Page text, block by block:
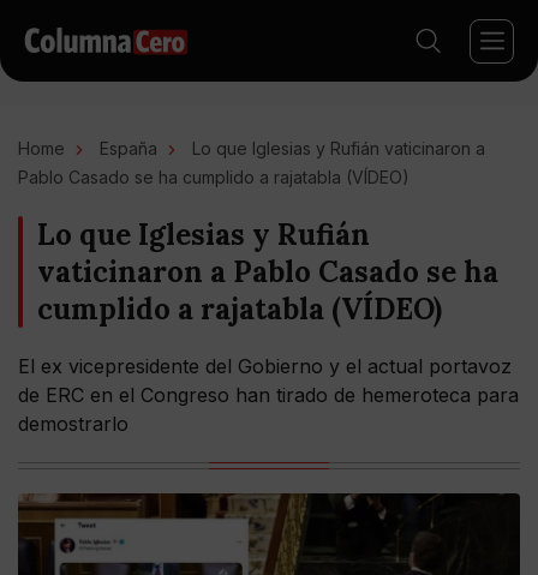
Home España
Lo que Iglesias y Rufián vaticinaron a
Pablo Casado se ha cumplido a rajatabla (VÍDEO)
Lo que Iglesias y Rufián
vaticinaron a Pablo Casado se ha
cumplido a rajatabla (VÍDEO)
El ex vicepresidente del Gobierno y el actual portavoz
de ERC en el Congreso han tirado de hemeroteca para
demostrarlo